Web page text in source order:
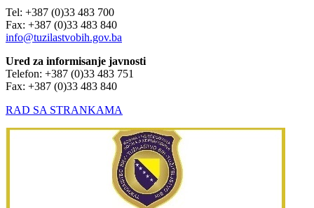
Tel: +387 (0)33 483 700
Fax: +387 (0)33 483 840
info@tuzilastvobih.gov.ba
Ured za informisanje javnosti
Telefon: +387 (0)33 483 751
Fax: +387 (0)33 483 840
RAD SA STRANKAMA